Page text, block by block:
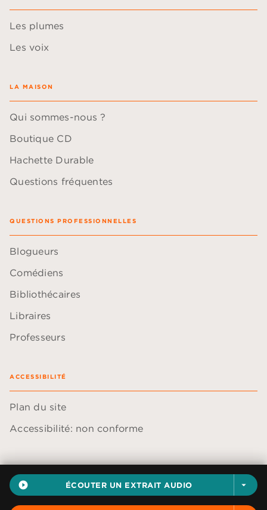
play_circle_filled ÉCOUTER UN EXTRAIT AUDIO arrow_drop_down
Les plumes
Les voix
LA MAISON
Qui sommes-nous ?
Boutique CD
Hachette Durable
Questions fréquentes
QUESTIONS PROFESSIONNELLES
Blogueurs
Comédiens
Bibliothécaires
Libraires
Professeurs
ACCESSIBILITÉ
Plan du site
Accessibilité: non conforme
Données personnelles
Paramétrer vos cookies